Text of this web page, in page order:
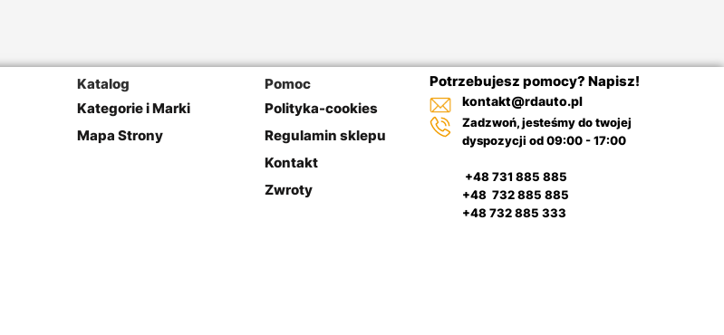
Katalog
Kategorie i Marki
Mapa Strony
Pomoc
Polityka-cookies
Regulamin sklepu
Kontakt
Zwroty
Potrzebujesz pomocy? Napisz!
kontakt@rdauto.pl
Zadzwoń, jesteśmy do twojej
dyspozycji od 09:00 - 17:00
+48 731 885 885
+48 732 885 885
+48 732 885 333